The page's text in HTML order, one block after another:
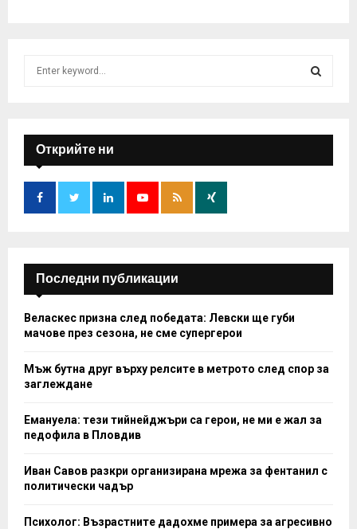
f
o
:
E
A
H
Открийте ни
Последни публикации
Веласкес призна след победата: Левски ще губи
мачове през сезона, не сме супергерои
Мъж бутна друг върху релсите в метрото след спор за
заглеждане
Емануела: тези тийнейджъри са герои, не ми е жал за
педофила в Пловдив
Иван Савов разкри организирана мрежа за фентанил с
политически чадър
Психолог: Възрастните дадохме примера за агресивно